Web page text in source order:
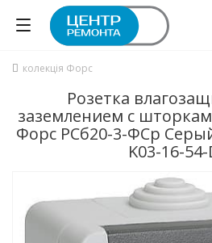
колекція Форс
Розетка
заземлением с
Форс РСб20-3-ФСр
K03-16-54-